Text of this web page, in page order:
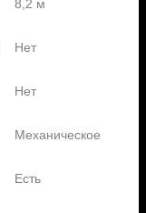
8,2 м
Нет
Нет
Механическое
Есть